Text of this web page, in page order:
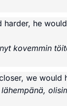
harder, he
kovemmin
we would